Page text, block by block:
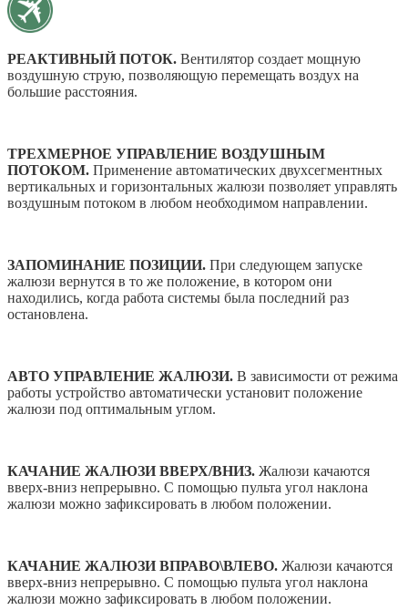
РЕАКТИВНЫЙ ПОТОК. Вентилятор создает мощную
воздушную струю, позволяющую перемещать воздух на
большие расстояния.
ТРЕХМЕРНОЕ УПРАВЛЕНИЕ ВОЗДУШНЫМ
ПОТОКОМ. Применение автоматических двухсегментных
вертикальных и горизонтальных жалюзи позволяет управлять
воздушным потоком в любом необходимом направлении.
ЗАПОМИНАНИЕ ПОЗИЦИИ. При следующем запуске
жалюзи вернутся в то же положение, в котором они
находились, когда работа системы была последний раз
остановлена.
АВТО УПРАВЛЕНИЕ ЖАЛЮЗИ. В зависимости от режима
работы устройство автоматически установит положение
жалюзи под оптимальным углом.
КАЧАНИЕ ЖАЛЮЗИ ВВЕРХ/ВНИЗ. Жалюзи качаются
вверх-вниз непрерывно. С помощью пульта угол наклона
жалюзи можно зафиксировать в любом положении.
КАЧАНИЕ ЖАЛЮЗИ ВПРАВО\ВЛЕВО. Жалюзи качаются
вверх-вниз непрерывно. С помощью пульта угол наклона
жалюзи можно зафиксировать в любом положении.